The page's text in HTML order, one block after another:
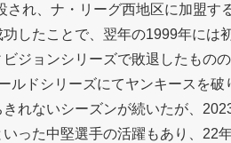
れ、ナ・リーグ西地区に加盟す
したことで、翌年の1999年には
ジョンシリーズで敗退したもの
ルドシリーズにてヤンキースを破
れないシーズンが続いたが、
った中堅選手の活躍もあり、22